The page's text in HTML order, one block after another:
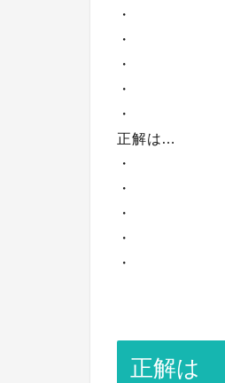
・
・
・
・
・
正解は…
・
・
・
・
・
正解は